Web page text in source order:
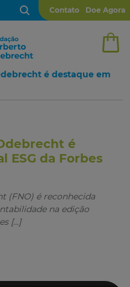
Contato Doe Agora
é destaque em
é
ESG da Forbes
(FNO) é reconhecida
na edição
[…]